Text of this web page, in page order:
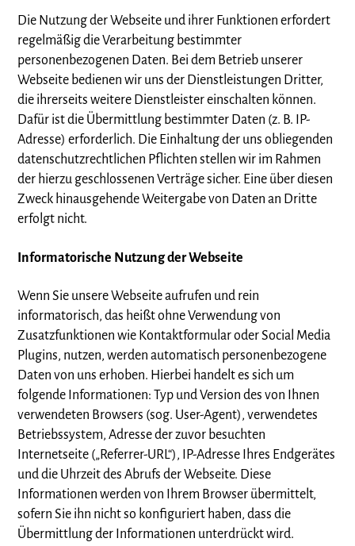
Die Nutzung der Webseite und ihrer Funktionen erfordert
regelmäßig die Verarbeitung bestimmter
personenbezogenen Daten. Bei dem Betrieb unserer
Webseite bedienen wir uns der Dienstleistungen Dritter,
die ihrerseits weitere Dienstleister einschalten können.
Dafür ist die Übermittlung bestimmter Daten (z. B. IP-
Adresse) erforderlich. Die Einhaltung der uns obliegenden
datenschutzrechtlichen Pflichten stellen wir im Rahmen
der hierzu geschlossenen Verträge sicher. Eine über diesen
Zweck hinausgehende Weitergabe von Daten an Dritte
erfolgt nicht.
Informatorische Nutzung der Webseite
Wenn Sie unsere Webseite aufrufen und rein
informatorisch, das heißt ohne Verwendung von
Zusatzfunktionen wie Kontaktformular oder Social Media
Plugins, nutzen, werden automatisch personenbezogene
Daten von uns erhoben. Hierbei handelt es sich um
folgende Informationen: Typ und Version des von Ihnen
verwendeten Browsers (sog. User-Agent), verwendetes
Betriebssystem, Adresse der zuvor besuchten
Internetseite („Referrer-URL“), IP-Adresse Ihres Endgerätes
und die Uhrzeit des Abrufs der Webseite. Diese
Informationen werden von Ihrem Browser übermittelt,
sofern Sie ihn nicht so konfiguriert haben, dass die
Übermittlung der Informationen unterdrückt wird.